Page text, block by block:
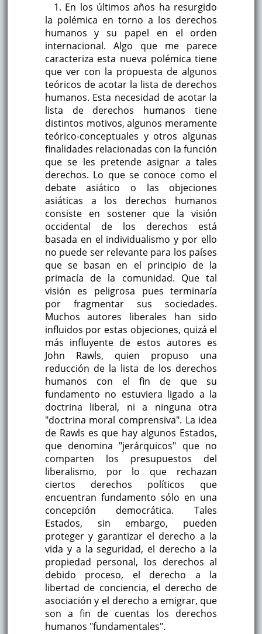
1. En los últimos años ha resurgido
la polémica en torno a los derechos
humanos y su papel en el orden
internacional. Algo que me parece
caracteriza esta nueva polémica tiene
que ver con la propuesta de algunos
teóricos de acotar la lista de derechos
humanos. Esta necesidad de acotar la
lista de derechos humanos tiene
distintos motivos, algunos meramente
teórico-conceptuales y otros algunas
finalidades relacionadas con la función
que se les pretende asignar a tales
derechos. Lo que se conoce como el
debate asiático o las objeciones
asiáticas a los derechos humanos
consiste en sostener que la visión
occidental de los derechos está
basada en el individualismo y por ello
no puede ser relevante para los países
que se basan en el principio de la
primacía de la comunidad. Que tal
visión es peligrosa pues terminaría
por fragmentar sus sociedades.
Muchos autores liberales han sido
influidos por estas objeciones, quizá el
más influyente de estos autores es
John Rawls, quien propuso una
reducción de la lista de los derechos
humanos con el fin de que su
fundamento no estuviera ligado a la
doctrina liberal, ni a ninguna otra
"doctrina moral comprensiva". La idea
de Rawls es que hay algunos Estados,
que denomina "jerárquicos" que no
comparten los presupuestos del
liberalismo, por lo que rechazan
ciertos derechos políticos que
encuentran fundamento sólo en una
concepción democrática. Tales
Estados, sin embargo, pueden
proteger y garantizar el derecho a la
vida y a la seguridad, el derecho a la
propiedad personal, los derechos al
debido proceso, el derecho a la
libertad de conciencia, el derecho de
asociación y el derecho a emigrar, que
son a fin de cuentas los derechos
humanos "fundamentales".